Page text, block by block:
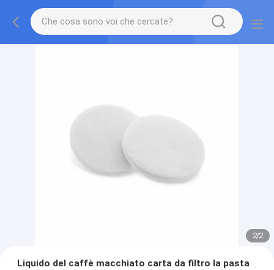
2/2
Liquido del caffè macchiato carta da filtro la pasta